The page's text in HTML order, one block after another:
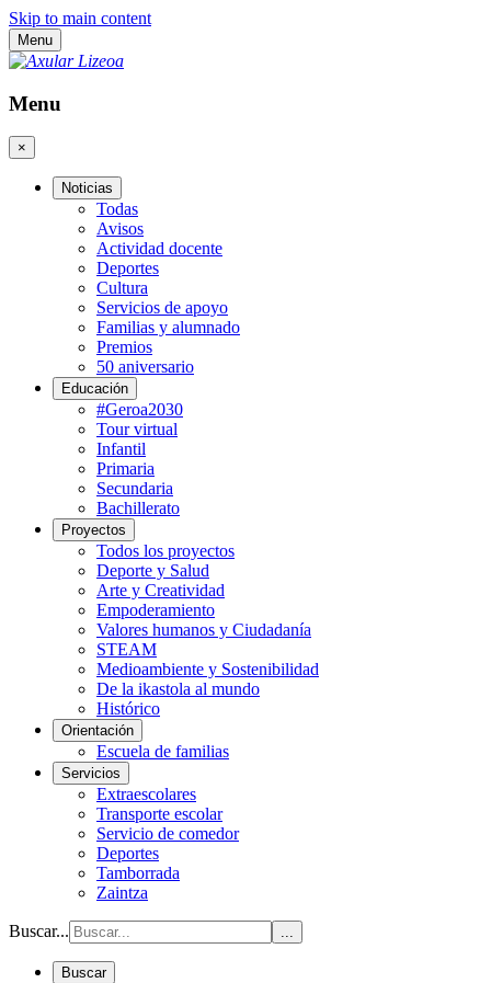
Skip to main content
Menu
Menu
×
Noticias
Todas
Avisos
Actividad docente
Deportes
Cultura
Servicios de apoyo
Familias y alumnado
Premios
50 aniversario
Educación
#Geroa2030
Tour virtual
Infantil
Primaria
Secundaria
Bachillerato
Proyectos
Todos los proyectos
Deporte y Salud
Arte y Creatividad
Empoderamiento
Valores humanos y Ciudadanía
STEAM
Medioambiente y Sostenibilidad
De la ikastola al mundo
Histórico
Orientación
Escuela de familias
Servicios
Extraescolares
Transporte escolar
Servicio de comedor
Deportes
Tamborrada
Zaintza
Buscar... ...
Buscar